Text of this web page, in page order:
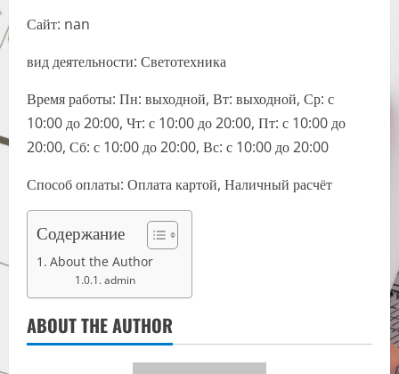
Сайт: nan
вид деятельности: Светотехника
Время работы: Пн: выходной, Вт: выходной, Ср: с
10:00 до 20:00, Чт: с 10:00 до 20:00, Пт: с 10:00 до
20:00, Сб: с 10:00 до 20:00, Вс: с 10:00 до 20:00
Способ оплаты: Оплата картой, Наличный расчёт
Содержание
About the Author
admin
ABOUT THE AUTHOR